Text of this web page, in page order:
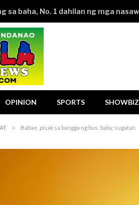
OPINION SPORTS SHOWBIZ
» Babae, pisak sa bangga ng bus; baby, sugatan